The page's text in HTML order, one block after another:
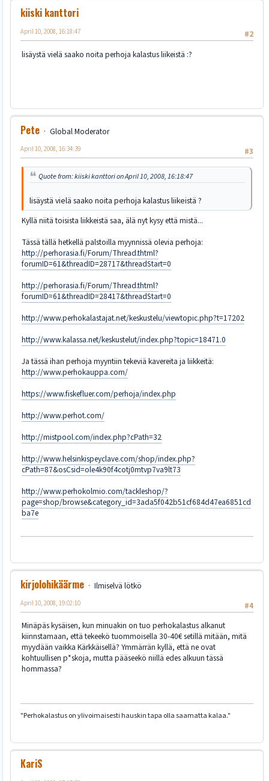
kiiski kanttori
#2
April 10, 2008, 16:18:47
lisäystä vielä saako noita perhoja kalastus liikeistä :?
Pete
Global Moderator
#3
April 10, 2008, 16:34:39
Quote from: kiiski kanttori on April 10, 2008, 16:18:47
lisäystä vielä saako noita perhoja kalastus liikeistä ?
Kyllä niitä toisista liikkeistä saa, älä nyt kysy että mistä...
Tässä tällä hetkellä palstoilla myynnissä olevia perhoja:
http://perhorasia.fi/Forum/Thread.thtml?
forumID=61&threadID=28717&threadStart=0
http://perhorasia.fi/Forum/Thread.thtml?
forumID=61&threadID=28417&threadStart=0
http://www.perhokalastajat.net/keskustelu/viewtopic.php?t=17202
http://www.kalassa.net/keskustelut/index.php?topic=18471.0
Ja tässä ihan perhoja myyntiin tekeviä kavereita ja liikkeitä:
http://www.perhokauppa.com/
https://www.fiskefluer.com/perhoja/index.php
http://www.perhot.com/
http://mistpool.com/index.php?cPath=32
http://www.helsinkispeyclave.com/shop/index.php?
cPath=87&osCsid=ole4k90f4cotj0mtvp7va9lt73
http://www.perhokolmio.com/tackleshop/?
page=shop/browse&category_id=3ada5f042b51cf684d47ea6851cd
ba7e
kirjolohikäärme
Ilmiselvä lötkö
#4
April 10, 2008, 19:02:10
Minäpäs kysäisen, kun minuakin on tuo perhokalastus alkanut
kiinnstamaan, että tekeekö tuommoisella 30-40€ setillä mitään, mitä
myydään vaikka Kärkkäisellä? Ymmärrän kyllä, että ne ovat
kohtuullisen p*skoja, mutta pääseekö niillä edes alkuun tässä
hommassa?
"Perhokalastus on ylivoimaisesti hauskin tapa olla saamatta kalaa."
KariS